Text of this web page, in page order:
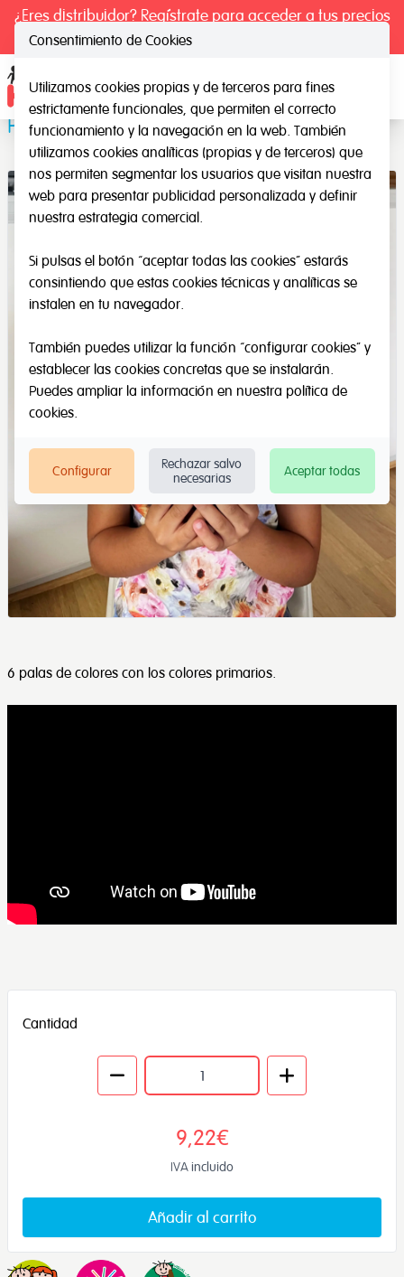
¿Eres distribuidor? Regístrate para acceder a tus precios
exclusivos.
Palas de colores
6 palas de colores con los colores primarios.
Cantidad
9,22€
IVA incluido
Añadir al carrito
Consentimiento de Cookies
Utilizamos cookies propias y de terceros para fines
estrictamente funcionales, que permiten el correcto
funcionamiento y la navegación en la web. También
utilizamos cookies analíticas (propias y de terceros) que
nos permiten segmentar los usuarios que visitan nuestra
web para presentar publicidad personalizada y definir
nuestra estrategia comercial.
Si pulsas el botón “aceptar todas las cookies” estarás
consintiendo que estas cookies técnicas y analíticas se
instalen en tu navegador.
También puedes utilizar la función “configurar cookies” y
establecer las cookies concretas que se instalarán.
Puedes ampliar la información en nuestra política de
cookies.
Configurar
Rechazar salvo
necesarias
Aceptar todas